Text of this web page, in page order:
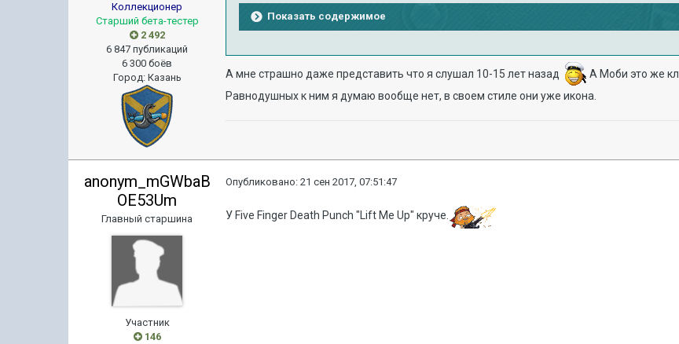
Коллекционер
Старший бета-тестер
2 492
6 847 публикаций
6 300 боёв
Город: Казань
Показать содержимое
А мне страшно даже представить что я слушал 10-15 лет назад
А Моби это же
Равнодушных к ним я думаю вообще нет, в своем стиле они уже икона.
anonym_mGWbaB
OE53Um
Главный старшина
Участник
146
Опубликовано:21 сен 2017, 07:51:47
У Five Finger Death Punch "Lift Me Up" круче.